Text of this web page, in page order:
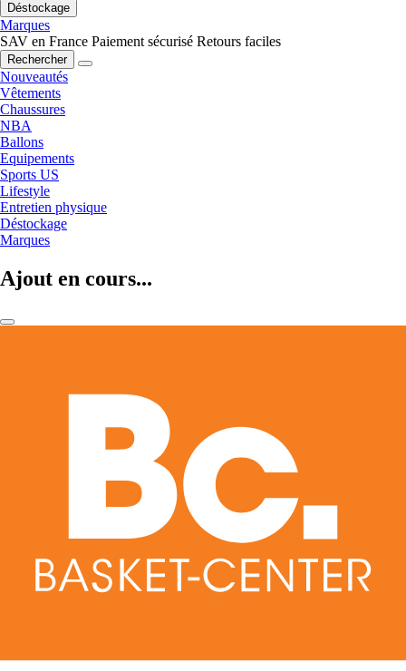
Déstockage
Marques
SAV en France Paiement sécurisé Retours faciles
Rechercher
Nouveautés
Vêtements
Chaussures
NBA
Ballons
Equipements
Sports US
Lifestyle
Entretien physique
Déstockage
Marques
Ajout en cours...